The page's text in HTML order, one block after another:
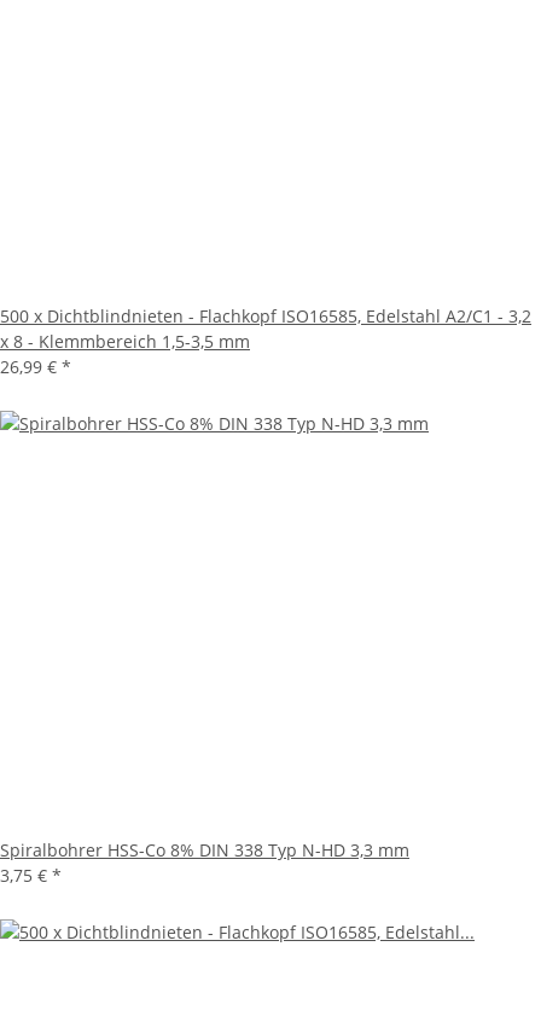
500 x Dichtblindnieten - Flachkopf ISO16585, Edelstahl A2/C1 - 3,2
x 8 - Klemmbereich 1,5-3,5 mm
26,99 € *
Spiralbohrer HSS-Co 8% DIN 338 Typ N-HD 3,3 mm
3,75 € *